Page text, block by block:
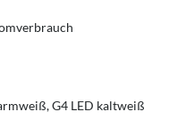
G4 LED kaltweiß